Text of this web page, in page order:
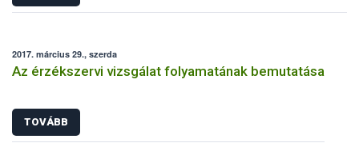
2017. március 29., szerda
Az érzékszervi vizsgálat folyamatának bemutatása
TOVÁBB